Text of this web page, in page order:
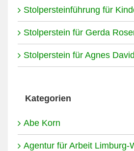
Stolpersteinführung für
Stolperstein für Gerda
Stolperstein für Agnes
Kategorien
Abe Korn
Agentur für Arbeit Limburg-